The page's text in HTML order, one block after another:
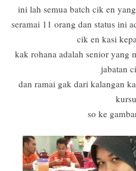
ini lah semua batch cik en
seramai 11 orang dan status ini
cik en kasi
kak rohana adalah senior yang
jabatan
dan ramai gak dari kalangan
so ke